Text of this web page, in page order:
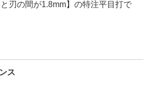
と刃の間が1.8mm】の特注平目打で
悪さ】と【2.焼入れしていない】欠
形状にしていました。
ら、強く何度も叩かないと、穴が開
(革がちぎれる感じ切れるイメージ)
ス